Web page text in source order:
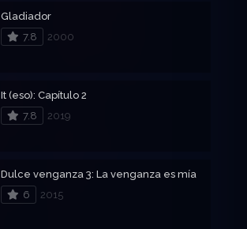
Gladiador
7.8
2000
It (eso): Capítulo 2
7.8
2019
Dulce venganza 3: La venganza es mía
6
2015